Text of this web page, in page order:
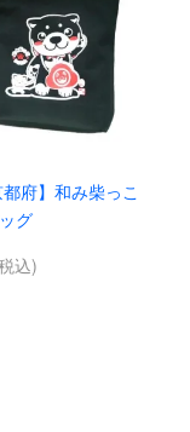
都府】和み柴っこ
グ
込)